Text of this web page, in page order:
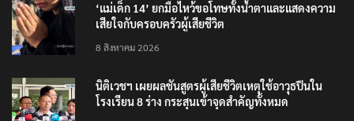
‘แม่เด็ก 14’ ยกมือไหว้ขอโทษทั้งน้ำตาและแสดงความ
เสียใจกับครอบครัวผู้เสียชีวิต
8 สิงหาคม 2026
นิติเวชฯ เผยผลชันสูตรผู้เสียชีวิตเหตุใช้อาวุธปืนใน
โรงเรียน 8 ร่าง กระสุนเข้าจุดสำคัญทั้งหมด